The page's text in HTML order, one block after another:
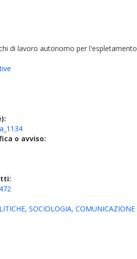
di lavoro autonomo per
o avviso:
SOCIOLOGIA, COMUNICAZIONE